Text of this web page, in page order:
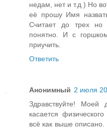
недам, нет и т.д ) Но
её прошу Имя
Считает до трех
понятно. И с
приучить.
Ответить
Анонимный 2 июля
Здравствуйте!
касается
всё как выше